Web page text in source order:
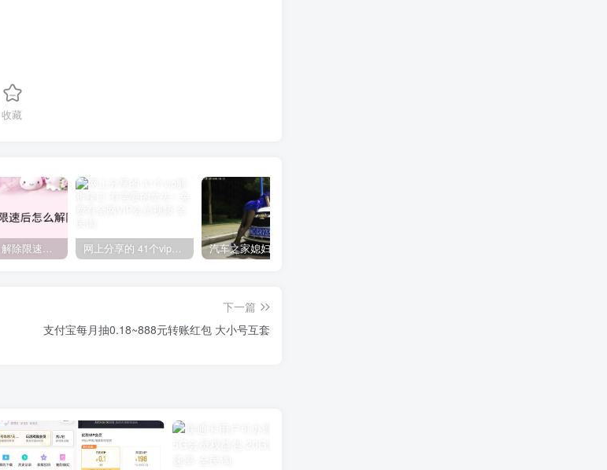
收藏
联通网络 解除限速方法参考！畅享、畅玩、老白干等及其它地区自测了 网上分享的 41个vip解析接口 有需要的拿去~ 免费看全网VIP会员视频
下一篇
支付宝每月抽0.18~888元转账红包 大小号互套